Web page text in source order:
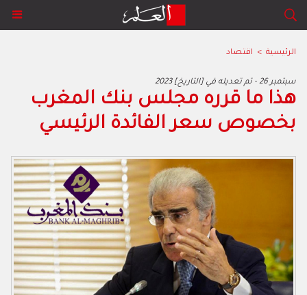
الرئيسية > اقتصاد
2023 سبتمبر 26 - تم تعديله في [التاريخ]
هذا ما قرره مجلس بنك المغرب
بخصوص سعر الفائدة الرئيسي